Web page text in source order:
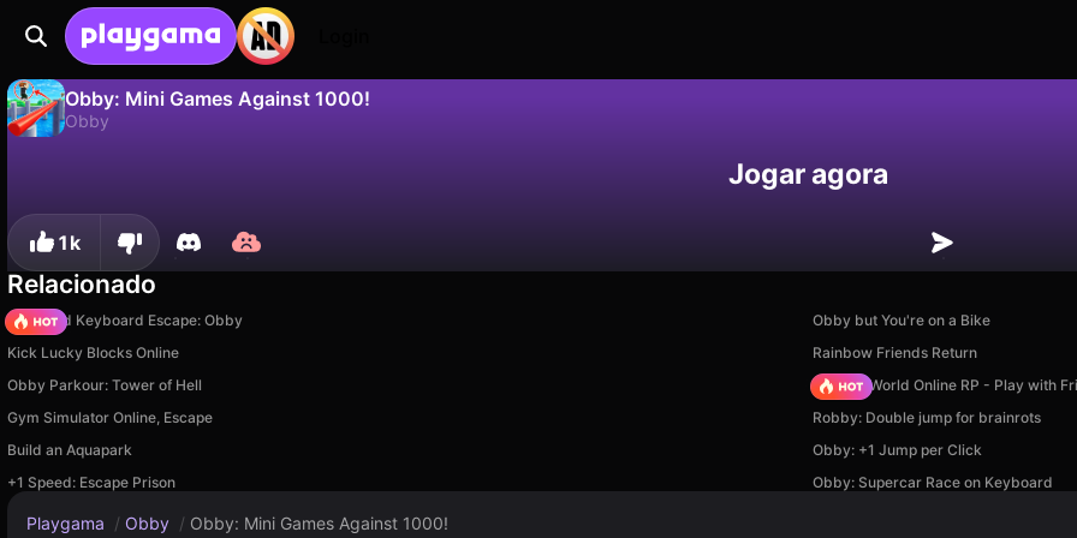
Obby: Mini Games Against 1000!
Obby
Jogar agora
1k
Relacionado
+1 Speed Keyboard Escape: Obby
Obby but You're on a Bike
Kick Lucky Blocks Online
Rainbow Friends Return
Obby Parkour: Tower of Hell
Sprunki World Online RP - Play with
Gym Simulator Online, Escape
Robby: Double jump for brainrots
Build an Aquapark
Obby: +1 Jump per Click
+1 Speed: Escape Prison
Obby: Supercar Race on Keyboard
Playgama / Obby / Obby: Mini Games Against 1000!